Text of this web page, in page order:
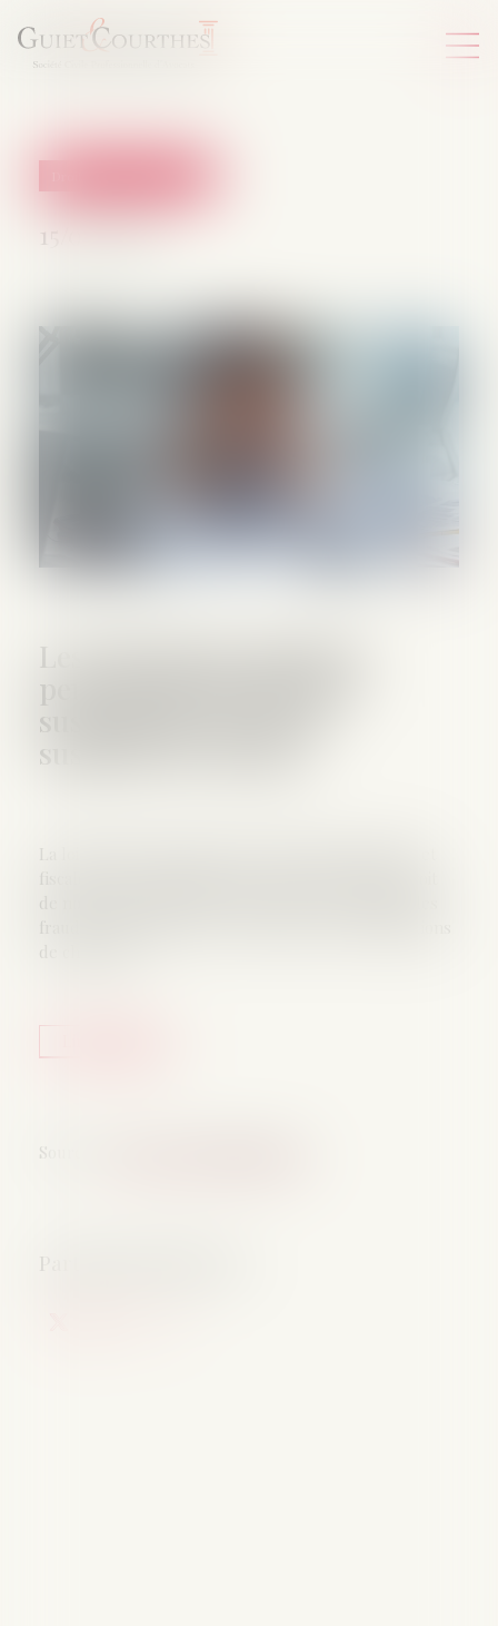
Les allocations chômage
peuvent désormais être
suspendues en cas de
suspicion de fraude
15/07/2026
Source :
La loi relative à la lutte contre les fraudes sociales et
fiscales a été promulguée le 25 juin 2026. Elle prévoit
de nouveaux moyens de détection et de sanction des
de chômage...